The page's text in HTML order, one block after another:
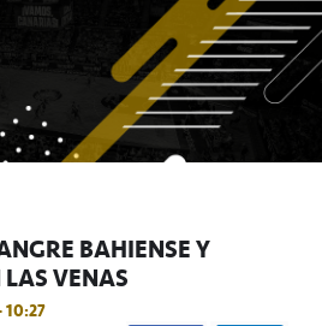
BAHIENSE Y
VENAS